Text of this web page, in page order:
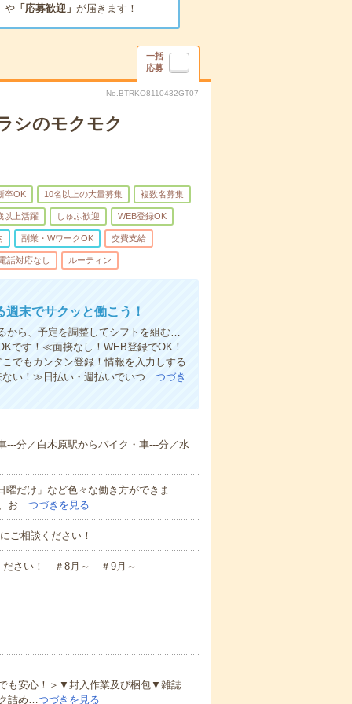
や「応募歓迎」 が届きます！
一括
応募
No.BTRKO8110432GT07
シのモクモク
卒OK 10名以上の大量募集 複数名募集
以上活躍 しゅふ歓迎 WEB登録OK
副業・WワークOK 交費支給
話対応なし ルーティン
末でサクッと働こう！
から、予定を調整してシフトを組む…
です！≪面接なし！WEB登録でOK！
でもカンタン登録！情報を入力しする
ない！≫日払い・週払いでいつ…つづき
分／白木原駅からバイク・車---分／水
だけ」など色々な働き方ができま
お…つづきを見る
ご相談ください！
ださい！ ＃8月～ ＃9月～
も安心！＞▼封入作業及び梱包▼雑誌
詰め…つづきを見る